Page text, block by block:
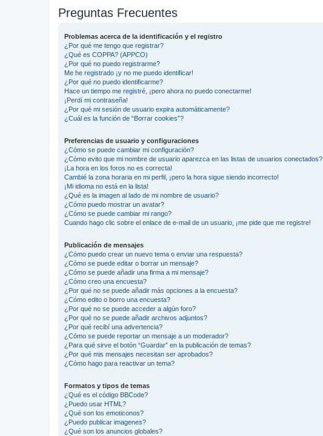
Preguntas Frecuentes
Problemas acerca de la identificación y el registro
¿Por qué me tengo que registrar?
¿Qué es COPPA? (APPCO)
¿Por qué no puedo registrarme?
Me he registrado ¡y no me puedo identificar!
¿Por qué no puedo identificarme?
Hace un tiempo me registré, ¡pero ahora no puedo conectarme!
¡Perdí mi contraseña!
¿Por qué mi sesión de usuario expira automáticamente?
¿Cuál es la función de “Borrar cookies”?
Preferencias de usuario y configuraciones
¿Cómo se puede cambiar mi configuración?
¿Cómo evito que mi nombre de usuario aparezca en las listas de usuarios conectados?
¡La hora en los foros no es correcta!
Cambié la zona horaria en mi perfil, ¡pero la hora sigue siendo incorrecto!
¡Mi idioma no está en la lista!
¿Qué es la imagen al lado de mi nombre de usuario?
¿Cómo puedo mostrar un avatar?
¿Cómo se puede cambiar mi rango?
Cuando hago clic sobre el enlace de e-mail de un usuario, ¡me pide que me registre!
Publicación de mensajes
¿Cómo puedo crear un nuevo tema o enviar una respuesta?
¿Cómo se puede editar o borrar un mensaje?
¿Cómo se puede añadir una firma a mi mensaje?
¿Cómo creo una encuesta?
¿Por qué no se puede añadir más opciones a la encuesta?
¿Cómo edito o borro una encuesta?
¿Por qué no se puede acceder a algún foro?
¿Por qué no se puede añadir archivos adjuntos?
¿Por qué recibí una advertencia?
¿Cómo se puede reportar un mensaje a un moderador?
¿Para qué sirve el botón “Guardar” en la publicación de temas?
¿Por qué mis mensajes necesitan ser aprobados?
¿Cómo hago para reactivar un tema?
Formatos y tipos de temas
¿Qué es el código BBCode?
¿Puedo usar HTML?
¿Qué son los emoticonos?
¿Puedo publicar imagenes?
¿Qué son los anuncios globales?